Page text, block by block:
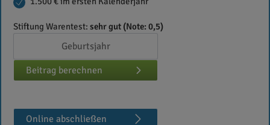
Stiftung Warentest: sehr gut (Note: 0,5)
Beitrag berechnen
Online abschließen